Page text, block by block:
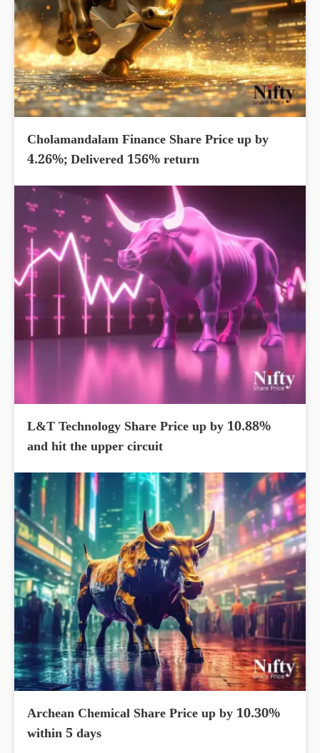
Cholamandalam Finance Share Price up by
4.26%; Delivered 156% return
L&T Technology Share Price up by 10.88%
and hit the upper circuit
Archean Chemical Share Price up by 10.30%
within 5 days